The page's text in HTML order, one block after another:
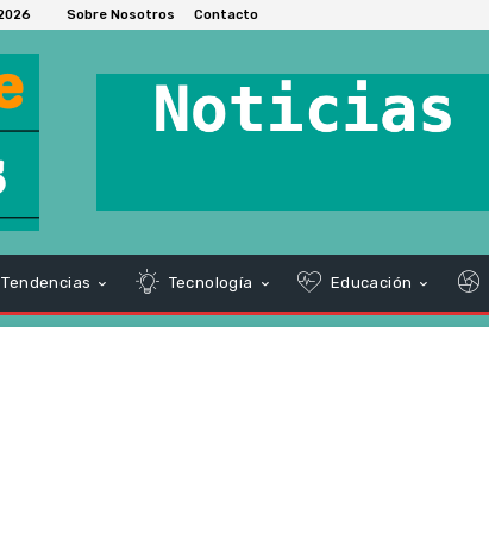
Sobre Nosotros Contacto
Tendencias Tecnología Educación